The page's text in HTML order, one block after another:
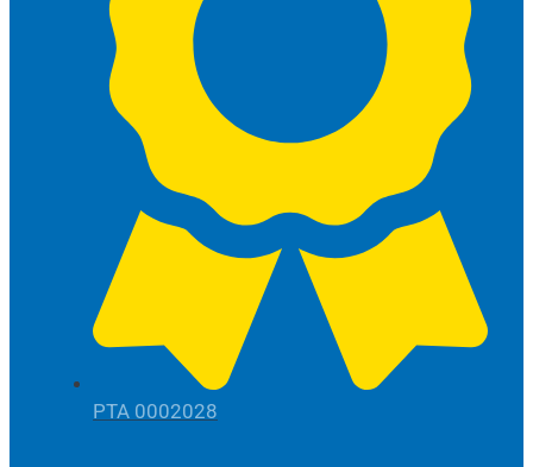
РТА 0002028